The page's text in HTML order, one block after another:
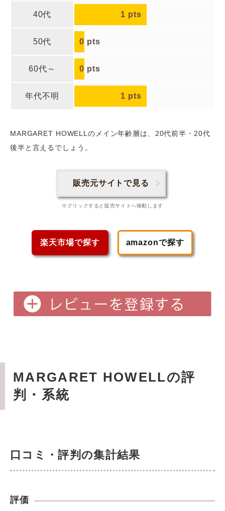
40代 1 pts
50代 0 pts
60代～ 0 pts
年代不明 1 pts
MARGARET HOWELLのメイン年齢層は、20代前半・20代
後半と言えるでしょう。
販売元サイトで見る
※クリックすると販売サイトへ移動します
楽天市場で探す amazonで探す
MARGARET HOWELLの評
判・系統
口コミ・評判の集計結果
評価